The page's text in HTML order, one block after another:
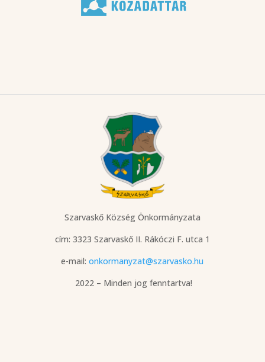
Szarvaskő Község Önkormányzata
cím: 3323 Szarvaskő II. Rákóczi F. utca 1
e-mail:onkormanyzat@szarvasko.hu
2022 – Minden jog fenntartva!